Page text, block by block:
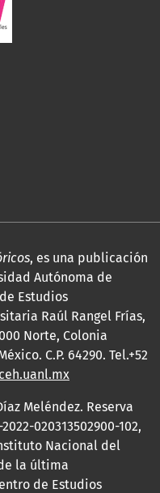
, es una publicación
Autónoma de
Estudios
Raúl Rangel Frías,
Norte, Colonia
C.P. 64290. Tel.+52
Meléndez. Reserva
020313502900-102,
Nacional del
la última
de Estudios